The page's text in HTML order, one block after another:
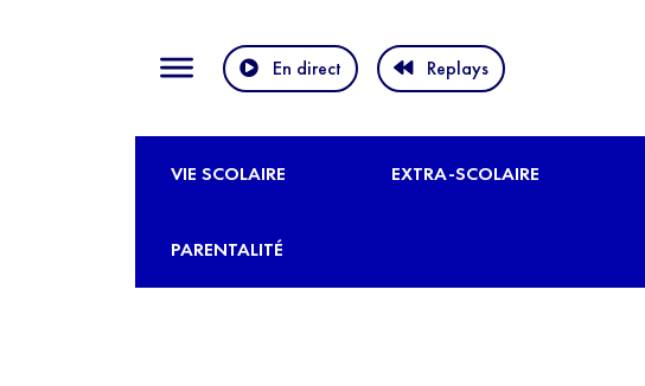
En direct Replays
VIE SCOLAIRE EXTRA-SCOLAIRE
PARENTALITÉ